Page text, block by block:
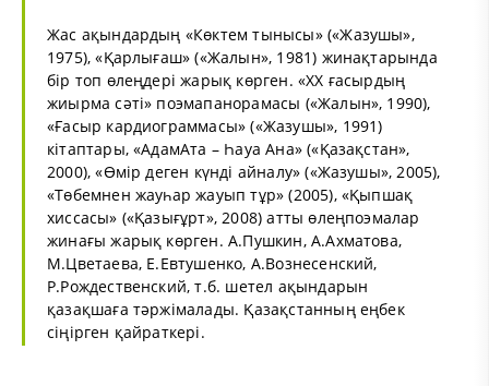
Жас ақындардың «Көктем тынысы» («Жазушы»,
1975), «Қарлығаш» («Жалын», 1981) жинақтарында
бір топ өлеңдері жарық көрген. «ХХ ғасырдың
жиырма сәті» поэмапанорамасы («Жалын», 1990),
«Ғасыр кардиограммасы» («Жазушы», 1991)
кітаптары, «АдамАта – Һауа Ана» («Қазақстан»,
2000), «Өмір деген күнді айналу» («Жазушы», 2005),
«Төбемнен жауһар жауып тұр» (2005), «Қыпшақ
хиссасы» («Қазығұрт», 2008) атты өлеңпоэмалар
жинағы жарық көрген. А.Пушкин, А.Ахматова,
М.Цветаева, Е.Евтушенко, А.Вознесенский,
Р.Рождественский, т.б. шетел ақындарын
қазақшаға тәржімалады. Қазақстанның еңбек
сіңірген қайраткері.